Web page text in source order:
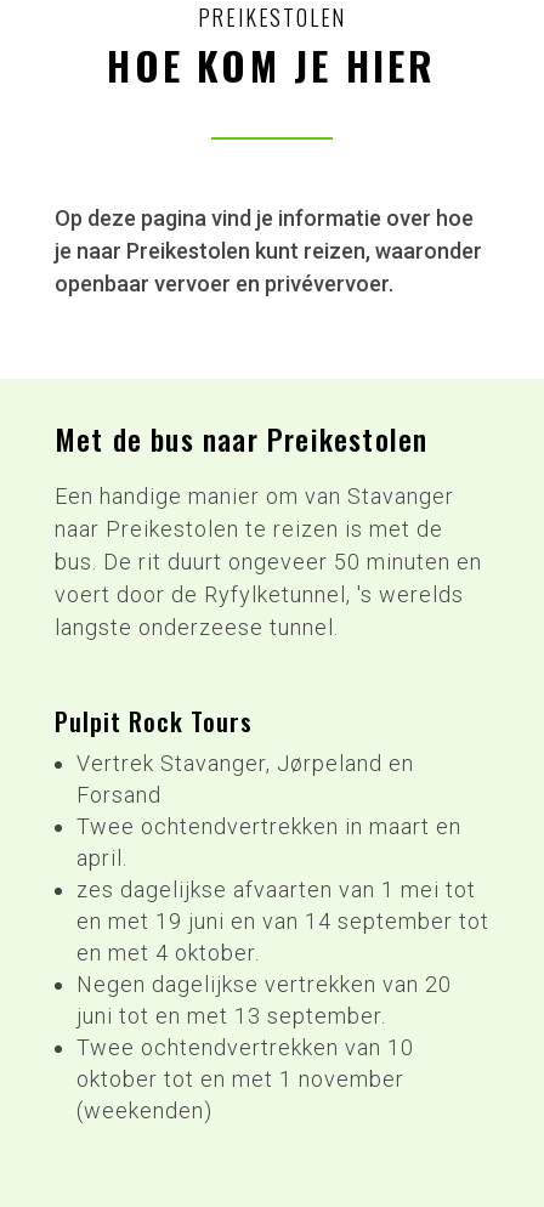
PREIKESTOLEN
HOE KOM JE HIER
Op deze pagina vind je informatie over hoe
je naar Preikestolen kunt reizen, waaronder
openbaar vervoer en privévervoer.
Met de bus naar Preikestolen
Een handige manier om van Stavanger
naar Preikestolen te reizen is met de
bus. De rit duurt ongeveer 50 minuten en
voert door de Ryfylketunnel, 's werelds
langste onderzeese tunnel.
Pulpit Rock Tours
Vertrek Stavanger, Jørpeland en
Forsand
Twee ochtendvertrekken in maart en
april.
zes dagelijkse afvaarten van 1 mei tot
en met 19 juni en van 14 september tot
en met 4 oktober.
Negen dagelijkse vertrekken van 20
juni tot en met 13 september.
Twee ochtendvertrekken van 10
oktober tot en met 1 november
(weekenden)